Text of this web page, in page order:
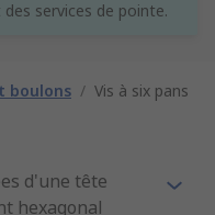
services de pointe.
boulons / Vis à six pans
d'une tête
hexagonal